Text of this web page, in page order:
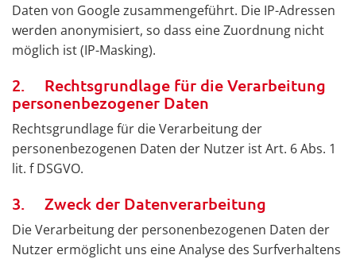
Daten von Google zusammengeführt. Die IP-Adressen
werden anonymisiert, so dass eine Zuordnung nicht
möglich ist (IP-Masking).
2. Rechtsgrundlage für die Verarbeitung
personenbezogener Daten
Rechtsgrundlage für die Verarbeitung der
personenbezogenen Daten der Nutzer ist Art. 6 Abs. 1
lit. f DSGVO.
3. Zweck der Datenverarbeitung
Die Verarbeitung der personenbezogenen Daten der
Nutzer ermöglicht uns eine Analyse des Surfverhaltens